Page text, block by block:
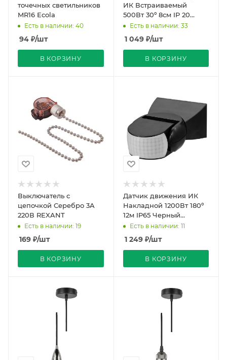
точечных светильников
MR16 Ecola
Есть в наличии: 40
94 ₽/шт
В КОРЗИНУ
ИК Встраиваемый
500Вт 30º 8см IP 20
Белый 79х35х19мм
SEN30 Feron
Есть в наличии: 33
1 049₽/шт
В КОРЗИНУ
Выключатель с
цепочкой Серебро 3A
220В REXANT
Есть в наличии: 19
169 ₽/шт
В КОРЗИНУ
Датчик движения ИК
Накладной 1200Вт 180º
12м IP65 Черный
51х119х80мм SEN18 Feron
Есть в наличии: 11
1 249₽/шт
В КОРЗИНУ